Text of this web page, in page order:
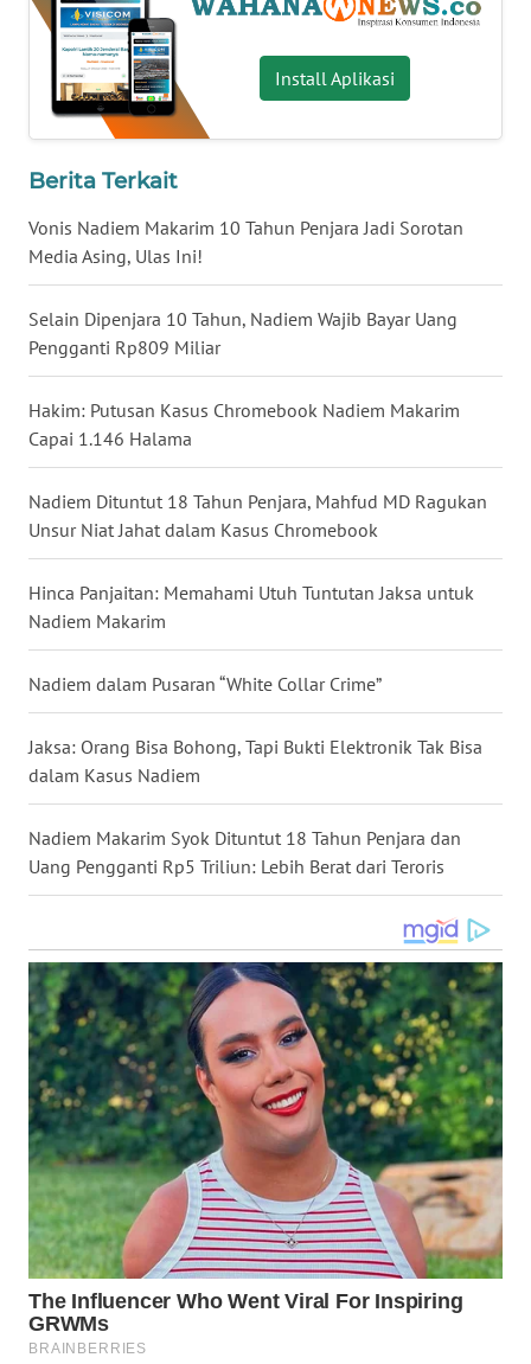
Install Aplikasi
Berita Terkait
Vonis Nadiem Makarim 10 Tahun Penjara Jadi Sorotan
Media Asing, Ulas Ini!
Selain Dipenjara 10 Tahun, Nadiem Wajib Bayar Uang
Pengganti Rp809 Miliar
Hakim: Putusan Kasus Chromebook Nadiem Makarim
Capai 1.146 Halama
Nadiem Dituntut 18 Tahun Penjara, Mahfud MD Ragukan
Unsur Niat Jahat dalam Kasus Chromebook
Hinca Panjaitan: Memahami Utuh Tuntutan Jaksa untuk
Nadiem Makarim
Nadiem dalam Pusaran “White Collar Crime”
Jaksa: Orang Bisa Bohong, Tapi Bukti Elektronik Tak Bisa
dalam Kasus Nadiem
Nadiem Makarim Syok Dituntut 18 Tahun Penjara dan
Uang Pengganti Rp5 Triliun: Lebih Berat dari Teroris
WN
KALTIM
WN
WN
GORONTALO
WN
WN
WN
DANAU
TOBA
WN
NIAS
WN
LANGKAT
TAPANULI
SELATAN
WN
TANJUNG
LESUNG
WN
KARO
WN
SIMALUNGUN
WN
LABUHANBATU